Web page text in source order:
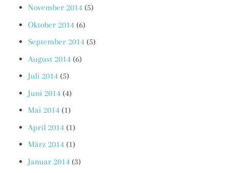
November 2014 (5)
Oktober 2014 (6)
September 2014 (5)
August 2014 (6)
Juli 2014 (5)
Juni 2014 (4)
Mai 2014 (1)
April 2014 (1)
März 2014 (1)
Januar 2014 (3)